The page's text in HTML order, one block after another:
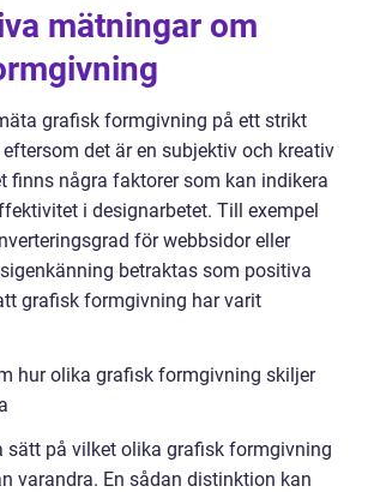
mätningar om
grafisk formgivning på ett strikt
det är en subjektiv och kreativ
finns några faktorer som kan indikera
i designarbetet. Till exempel
för webbsidor eller
betraktas som positiva
grafisk formgivning har varit
hur olika grafisk formgivning skiljer
sätt på vilket olika grafisk formgivning
varandra. En sådan distinktion kan